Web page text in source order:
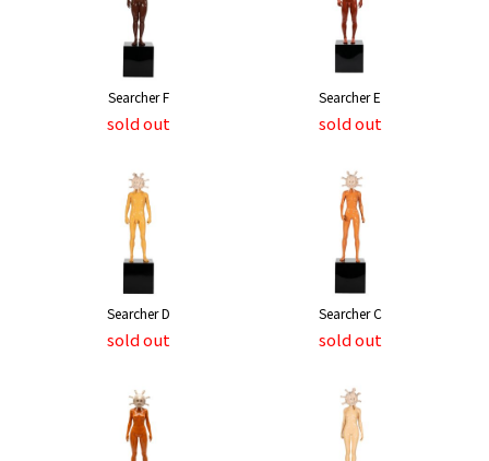
Searcher F
sold out
Searcher E
sold out
Searcher D
sold out
Searcher C
sold out